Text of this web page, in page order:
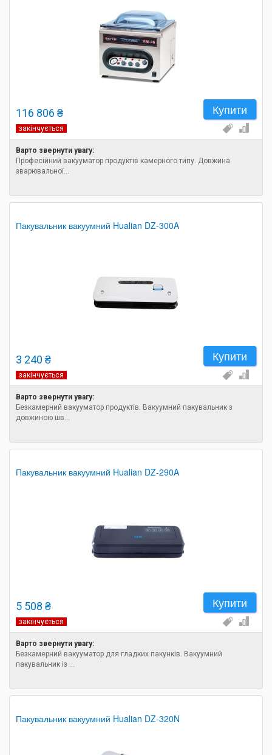
116 806 ₴ Купити
закінчується
Варто звернути увагу:
Професійний вакууматор продуктів камерного типу. Довжина
зварювальної...
Пакувальник вакуумний Hualian DZ-300A
3 240 ₴ Купити
закінчується
Варто звернути увагу:
Безкамерний вакууматор продуктів. Вакуумний пакувальник з
довжиною шв...
Пакувальник вакуумний Hualian DZ-290A
5 508 ₴ Купити
закінчується
Варто звернути увагу:
Безкамерний вакууматор для гладких пакунків. Вакуумний
пакувальник із ...
Пакувальник вакуумний Hualian DZ-320N